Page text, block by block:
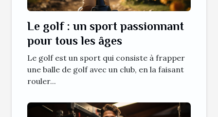
Le golf : un sport passionnant
pour tous les âges
Le golf est un sport qui consiste à frapper
une balle de golf avec un club, en la faisant
rouler...